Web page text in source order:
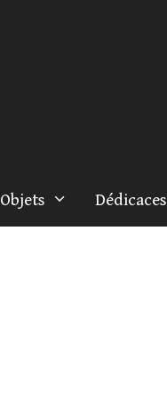
Objets Dédicaces